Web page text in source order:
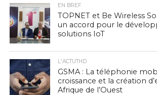
EN BREF
TOPNET et Be Wireless
un accord pour le
solutions IoT
L'ACTUTHD
GSMA : La téléphonie
croissance et la création
Afrique de l’Ouest